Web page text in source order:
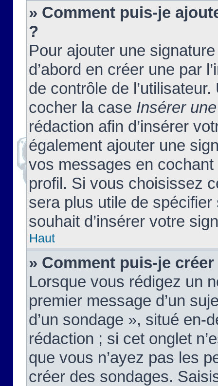
» Comment puis-je
?
Pour ajouter une
d’abord en créer une par
de contrôle de
cocher la case Insérer
rédaction afin d’insérer
également ajouter une
vos messages en
profil. Si vous choisissez
sera plus utile de
souhait d’insérer votre
Haut
» Comment puis-je
Lorsque vous rédigez un
premier message d’un
d’un sondage », situé en-
rédaction ; si cet onglet
que vous n’ayez pas les
créer des sondages.